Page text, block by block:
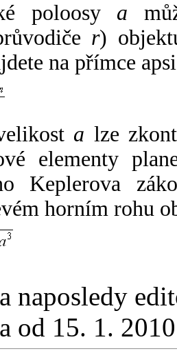
poloosy a
r)
na přímce
a lze
elementy
Keplerova
horním rohu
naposledy
od 15. 1.